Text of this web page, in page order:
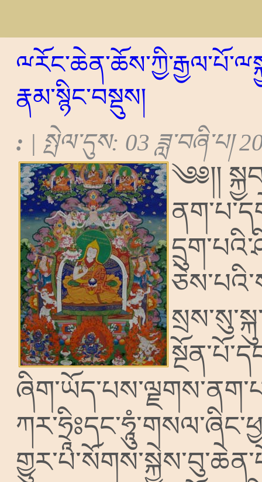
རྣམ་སྙིང་བསྡུས།
: | སྤེལ་དུས: 03 ཟླ་བཞི་པ།
༄༅།།